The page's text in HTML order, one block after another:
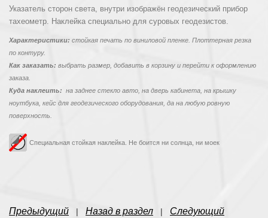
Указатель сторон света, внутри изображён геодезический прибор
тахеометр. Наклейка специально для суровых геодезистов.
Характеристики: стойкая печать по виниловой пленке. Плоттерная резка
по контуру.
Как заказать: выбрать размер, добавить в корзину и перейти к оформлению
заказа.
Куда наклеить: на заднее стекло авто, на дверь кабинета, на крышку
ноутбука, кейс для геодезического оборудования, да на любую ровную
поверхность.
Специальная стойкая наклейка. Не боится ни солнца, ни моек
Предыдущий | Назад в раздел | Следующий